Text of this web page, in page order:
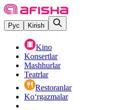
Рус Kirish
Kino
Konsertlar
Mashhurlar
Teatrlar
Restoranlar
Ko‘rgazmalar